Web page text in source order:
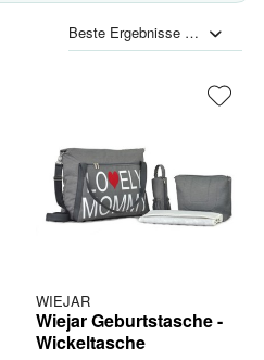
WIEJAR
Wiejar Geburtstasche -
Wickeltasche